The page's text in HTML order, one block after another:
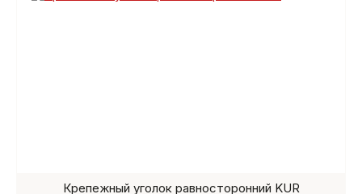
Крепежный уголок равносторонний KUR